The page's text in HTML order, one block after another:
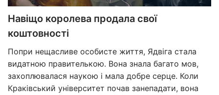
Навіщо королева продала свої
коштовності
Попри нещасливе особисте життя, Ядвіга стала
видатною правителькою. Вона знала багато мов,
захоплювалася наукою і мала добре серце. Коли
Краківський університет почав занепадати, вона